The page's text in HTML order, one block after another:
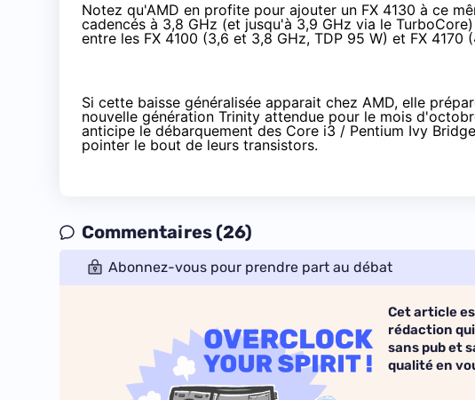
Notez qu'AMD en profite pour ajouter un FX 4130 à ce
cadencés à 3,8 GHz (et jusqu'à 3,9 GHz via le
entre les FX 4100 (3,6 et 3,8 GHz, TDP 95 W) et FX 4170
Si cette baisse généralisée apparait chez AMD, elle
nouvelle génération Trinity attendue pour le mois
anticipe le débarquement des Core i3 / Pentium Ivy
pointer le bout de leurs transistors.
Commentaires (26)
Abonnez-vous pour prendre part au débat
Cet article
rédaction
sans pub et
qualité en